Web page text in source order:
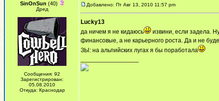
SinOnSun (40)
Дред
Сообщения: 92
Зарегистрирован:
05.08.2010
Откуда: Краснодар
Добавлено: Пт Авг 13, 2010 11:57 pm
Lucky13
да ничем я не кидаюсь
извини, если задела.
финансовые, а не карьерного роста. Да и не
ЗЫ: на альпийских лугах я бы поработала